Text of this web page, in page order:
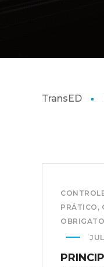
TransED
PRÁTICO ,